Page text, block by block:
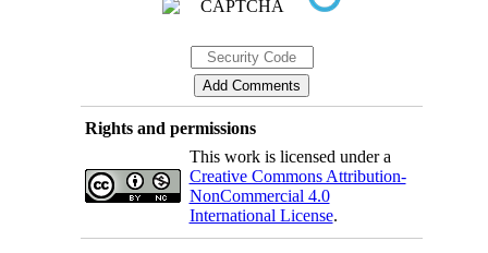
Rights and permissions
This work is licensed under a
Creative Commons Attribution-
NonCommercial 4.0
International License.